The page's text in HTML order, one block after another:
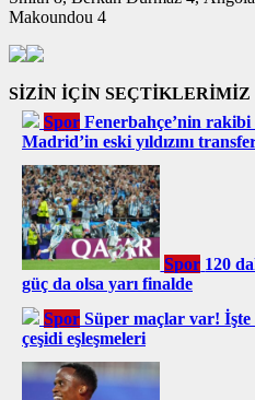
Makoundou 4
SİZİN İÇİN SEÇTİKLERİMİZ
Spor Fenerbahçe’nin
Madrid’in eski yıldızını
Spor 120
güç da olsa yarı finalde
Spor Süper maçlar var! İşte
çeşidi eşleşmeleri